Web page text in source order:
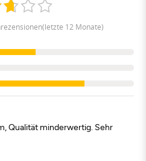
12 Monate)
Qualität minderwertig. Sehr